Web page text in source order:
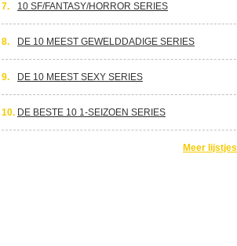
7. 10 SF/FANTASY/HORROR SERIES
8. DE 10 MEEST GEWELDDADIGE SERIES
9. DE 10 MEEST SEXY SERIES
10. DE BESTE 10 1-SEIZOEN SERIES
Meer lijstjes